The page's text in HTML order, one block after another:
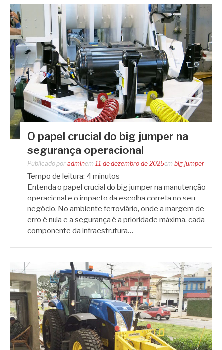
O papel crucial do big jumper na
segurança operacional
Publicado por adminem 11 de dezembro de 2025em big jumper
Tempo de leitura: 4 minutos
Entenda o papel crucial do big jumper na manutenção
operacional e o impacto da escolha correta no seu
negócio. No ambiente ferroviário, onde a margem de
erro é nula e a segurança é a prioridade máxima, cada
componente da infraestrutura…